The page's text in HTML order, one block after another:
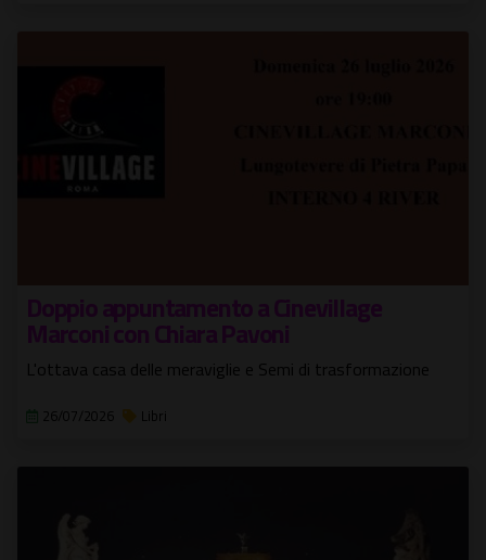
Doppio appuntamento a Cinevillage
Marconi con Chiara Pavoni
L'ottava casa delle meraviglie e Semi di trasformazione
26/07/2026 Libri